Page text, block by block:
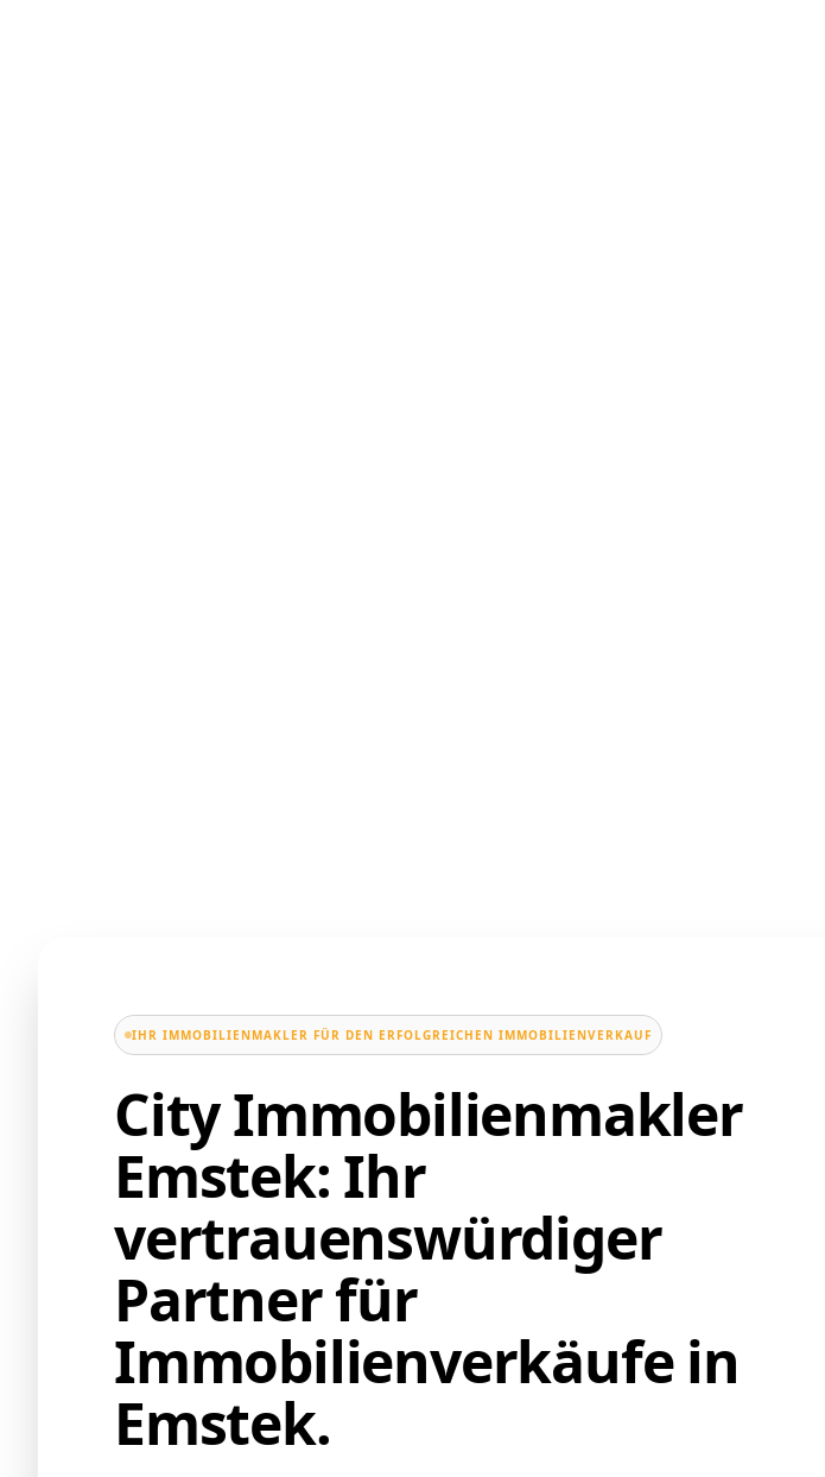
IHR IMMOBILIENMAKLER FÜR DEN ERFOLGREICHEN IMMOBILIENVERKAUF
City Immobilienmakler
Emstek: Ihr
vertrauenswürdiger
Partner für
Immobilienverkäufe in
Emstek.